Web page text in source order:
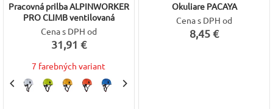
Pracovná prilba ALPINWORKER
PRO CLIMB ventilovaná
Cena s DPH od
31,91 €
7 farebných variant
Okuliare PACAYA
Cena s DPH od
8,45 €